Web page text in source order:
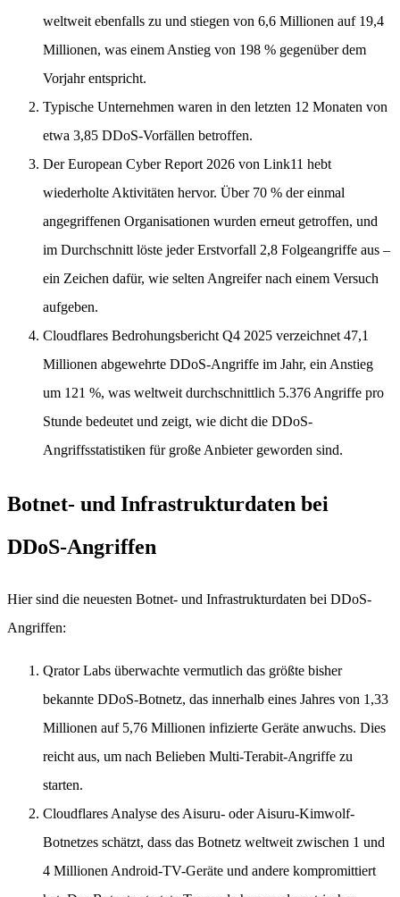
weltweit ebenfalls zu und stiegen von 6,6 Millionen auf 19,4
Millionen, was einem Anstieg von 198 % gegenüber dem
Vorjahr entspricht.
Typische Unternehmen waren in den letzten 12 Monaten von
etwa 3,85 DDoS-Vorfällen betroffen.
Der European Cyber Report 2026 von Link11 hebt
wiederholte Aktivitäten hervor. Über 70 % der einmal
angegriffenen Organisationen wurden erneut getroffen, und
im Durchschnitt löste jeder Erstvorfall 2,8 Folgeangriffe aus –
ein Zeichen dafür, wie selten Angreifer nach einem Versuch
aufgeben.
Cloudflares Bedrohungsbericht Q4 2025 verzeichnet 47,1
Millionen abgewehrte DDoS-Angriffe im Jahr, ein Anstieg
um 121 %, was weltweit durchschnittlich 5.376 Angriffe pro
Stunde bedeutet und zeigt, wie dicht die DDoS-
Angriffsstatistiken für große Anbieter geworden sind.
Botnet- und Infrastrukturdaten bei
DDoS-Angriffen
Hier sind die neuesten Botnet- und Infrastrukturdaten bei DDoS-
Angriffen:
Qrator Labs überwachte vermutlich das größte bisher
bekannte DDoS-Botnetz, das innerhalb eines Jahres von 1,33
Millionen auf 5,76 Millionen infizierte Geräte anwuchs. Dies
reicht aus, um nach Belieben Multi-Terabit-Angriffe zu
starten.
Cloudflares Analyse des Aisuru- oder Aisuru-Kimwolf-
Botnetzes schätzt, dass das Botnetz weltweit zwischen 1 und
4 Millionen Android-TV-Geräte und andere kompromittiert